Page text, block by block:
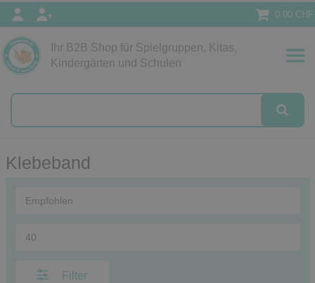
0.00 CHF
Ihr B2B Shop für Spielgruppen, Kitas,
Kindergärten und Schulen
Papeterie
Klebeband
Filter